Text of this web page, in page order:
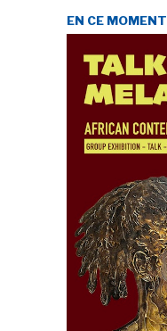
EN CE MOMENT